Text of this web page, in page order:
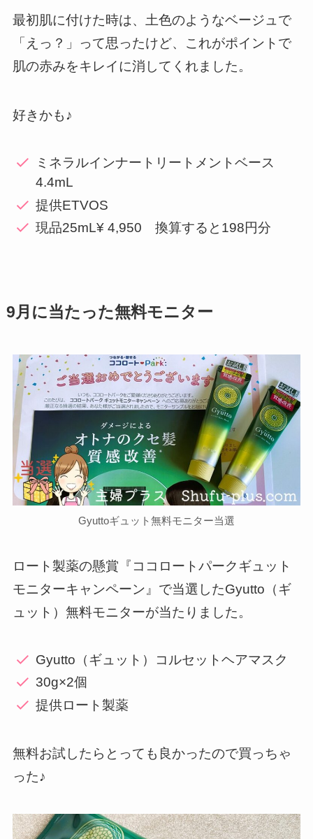
最初肌に付けた時は、土色のようなベージュで
「えっ？」って思ったけど、これがポイントで
肌の赤みをキレイに消してくれました。
好きかも♪
ミネラルインナートリートメントベース
4.4mL
提供ETVOS
現品25mL¥ 4,950 換算すると198円分
9月に当たった無料モニター
Gyuttoギュット無料モニター当選
ロート製薬の懸賞『ココロートパークギュット
モニターキャンペーン』で当選したGyutto（ギ
ュット）無料モニターが当たりました。
Gyutto（ギュット）コルセットヘアマスク
30g×2個
提供ロート製薬
無料お試したらとっても良かったので買っちゃ
った♪